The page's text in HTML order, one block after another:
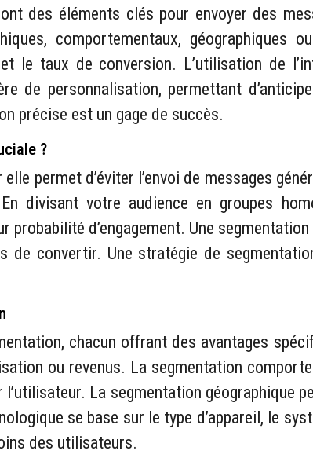
des éléments clés pour envoyer des
comportementaux, géographiques
et le taux de conversion. L’utilisation de
de personnalisation, permettant
précise est un gage de succès.
?
permet d’éviter l’envoi de messages
divisant votre audience en groupes
probabilité d’engagement. Une
de convertir. Une stratégie de
chacun offrant des avantages
ou revenus. La segmentation
La segmentation
se base sur le type d’appareil, le
des utilisateurs.